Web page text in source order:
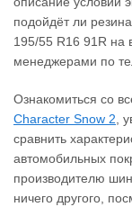
подойдёт ли
195/55 R16 91R на
менеджерами по
Ознакомиться со
Character Snow 2,
сравнить
автомобильных
производителю
ничего другого,